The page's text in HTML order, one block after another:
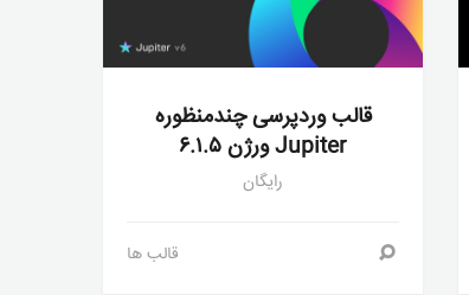
قالب وردپرسی چندمنظوره
Jupiter ورژن ۶.۱.۵
رایگان
قالب ها